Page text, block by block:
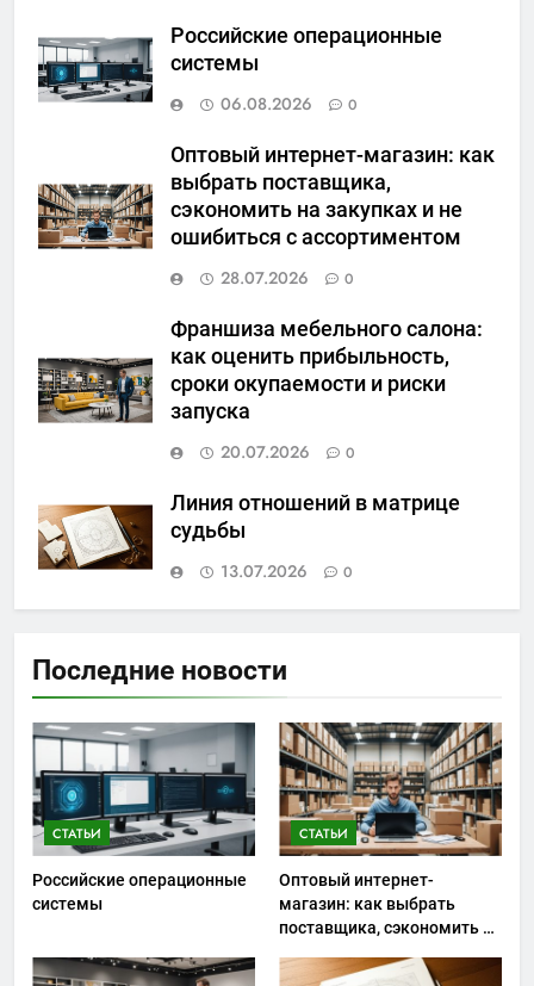
Российские операционные
системы
06.08.2026
0
Оптовый интернет-магазин: как
выбрать поставщика,
сэкономить на закупках и не
ошибиться с ассортиментом
28.07.2026
0
Франшиза мебельного салона:
как оценить прибыльность,
сроки окупаемости и риски
запуска
20.07.2026
0
Линия отношений в матрице
судьбы
13.07.2026
0
Последние новости
СТАТЬИ
Российские операционные
системы
СТАТЬИ
Оптовый интернет-
магазин: как выбрать
поставщика, сэкономить на
ассортиментом